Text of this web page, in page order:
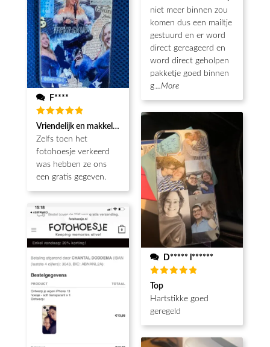
F****
Waardering
5 uit 5
Vriendelijk en makkelijk
Zelfs toen het
fotohoesje verkeerd
was hebben ze ons
een gratis gegeven.
niet meer binnen zou
komen dus een mailtje
gestuurd en er word
direct gereageerd en
word direct geholpen
pakketje goed binnen
g ...More
D***** l******
Waardering
5 uit 5
Top
Hartstikke goed
geregeld